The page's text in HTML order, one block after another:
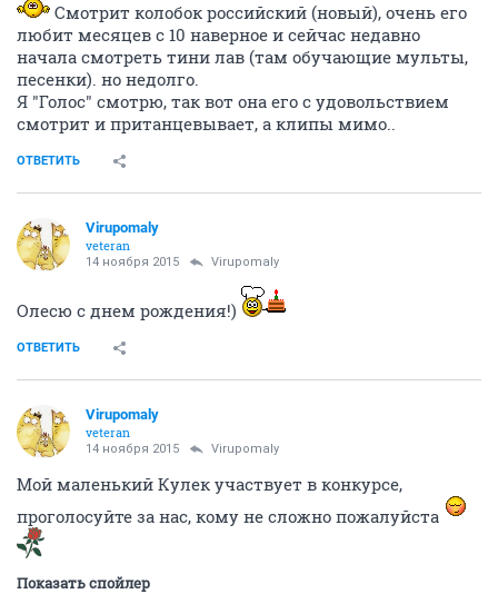
Смотрит колобок российский (новый), очень его
любит месяцев с 10 наверное и сейчас недавно
начала смотреть тини лав (там обучающие мульты,
песенки). но недолго.
Я "Голос" смотрю, так вот она его с удовольствием
смотрит и пританцевывает, а клипы мимо..
ОТВЕТИТЬ
Virupomaly
veteran
14 ноября 2015 Virupomaly
Олесю с днем рождения!)
ОТВЕТИТЬ
Virupomaly
veteran
14 ноября 2015 Virupomaly
Мой маленький Кулек участвует в конкурсе,
проголосуйте за нас, кому не сложно пожалуйста
Показать спойлер